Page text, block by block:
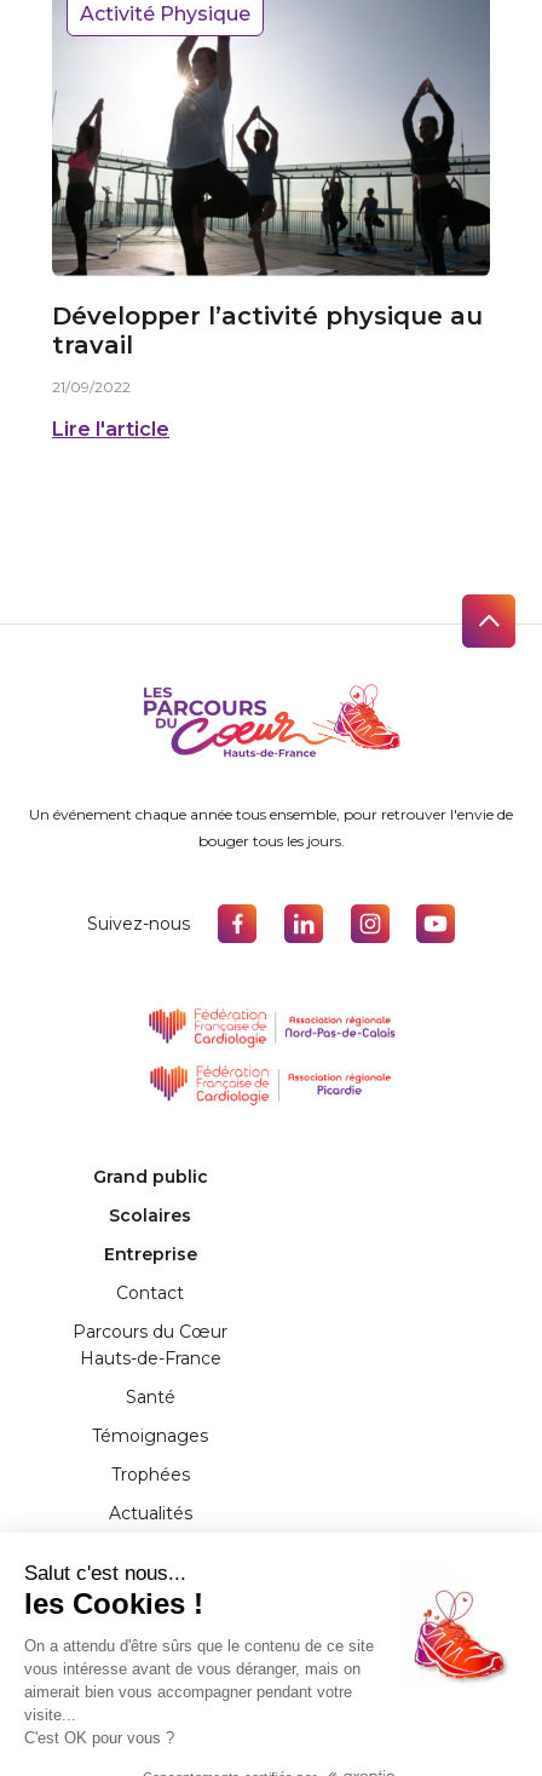
Activité Physique
Développer l’activité physique au
travail
21/09/2022
Lire l'article
Un événement chaque année tous ensemble, pour retrouver l'envie de
bouger tous les jours.
Suivez-nous
Grand public
Scolaires
Entreprise
Contact
Parcours du Cœur
Hauts-de-France
Santé
Témoignages
Trophées
Actualités
Documents
Salut c'est nous...
les Cookies !
On a attendu d'être sûrs que le contenu de ce site
vous intéresse avant de vous déranger, mais on
aimerait bien vous accompagner pendant votre
visite...
C'est OK pour vous ?